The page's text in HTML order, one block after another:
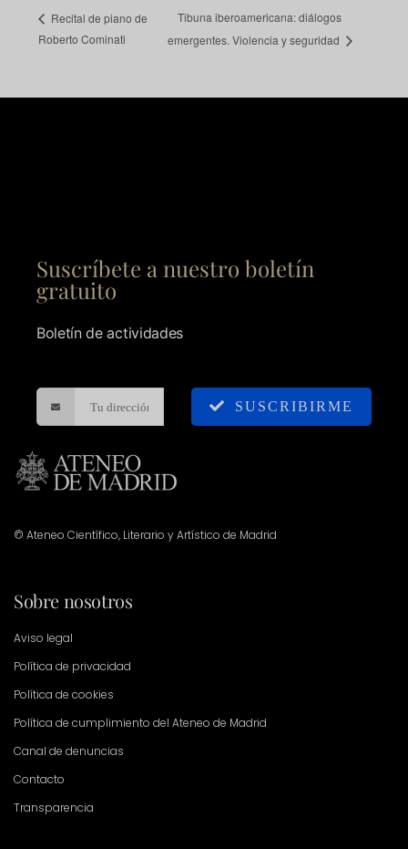
Recital de piano de
Roberto Cominati
Tibuna iberoamericana: diálogos
emergentes. Violencia y seguridad
Suscríbete a nuestro boletín
gratuito
Boletín de actividades
SUSCRIBIRME
© Ateneo Científico, Literario y Artístico de Madrid
Sobre nosotros
Aviso legal
Política de privacidad
Política de cookies
Política de cumplimiento del Ateneo de Madrid
Canal de denuncias
Contacto
Transparencia